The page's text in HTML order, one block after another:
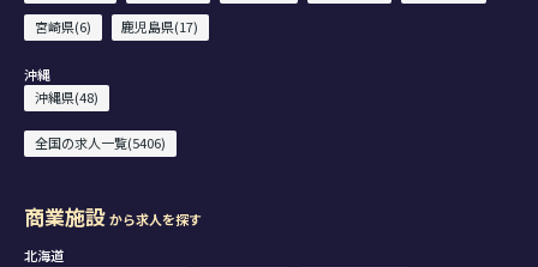
宮崎県(6)
鹿児島県(17)
沖縄
沖縄県(48)
全国の求人一覧(5406)
商業施設から求人を探す
北海道